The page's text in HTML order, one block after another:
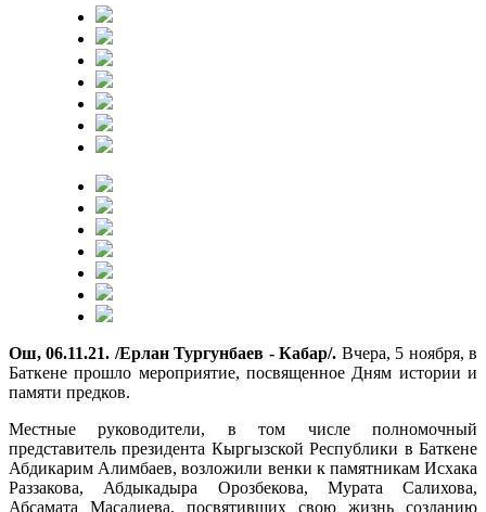
Ош, 06.11.21. /Ерлан Тургунбаев - Кабар/. Вчера, 5 ноября, в
Баткене прошло мероприятие, посвященное Дням истории и
памяти предков.
Местные руководители, в том числе полномочный
представитель президента Кыргызской Республики в Баткене
Абдикарим Алимбаев, возложили венки к памятникам Исхака
Раззакова, Абдыкадыра Орозбекова, Мурата Салихова,
Абсамата Масалиева, посвятивших свою жизнь созданию